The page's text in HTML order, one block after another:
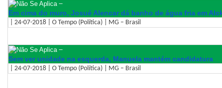
–
Em cima do muro, Josué Alencar dá banho de água fria em
| 24-07-2018 | O Tempo (Política) | MG – Brasil
–
Sem ver unidade na esquerda, Manuela mantém candidatura
| 24-07-2018 | O Tempo (Política) | MG – Brasil